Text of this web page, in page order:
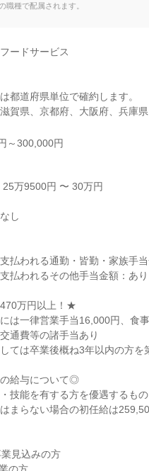
職種で配属されます。
ードサービス
都道府県単位で確約します。
賀県、京都府、大阪府、兵庫
～300,000円
万9500円 〜 30万円
し
払われる通勤・皆勤・家族手
払われるその他手当金額：あり
万円以上！★
は一律営業手当16,000円、食
通費等の諸手当あり
ては卒業後概ね3年以内の方を
給与について◎
・技能を有する方を優遇するもの
まらない場合の初任給は
見込みの方